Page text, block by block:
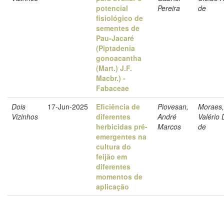
potencial
fisiológico de
sementes de
Pau-Jacaré
(Piptadenia
gonoacantha
(Mart.) J.F.
Macbr.) -
Fabaceae
Pereira
de
Dois
Vizinhos
17-Jun-2025
Eficiência de
diferentes
herbicidas pré-
emergentes na
cultura do
feijão em
diferentes
momentos de
aplicação
Piovesan,
André
Marcos
Valério
de